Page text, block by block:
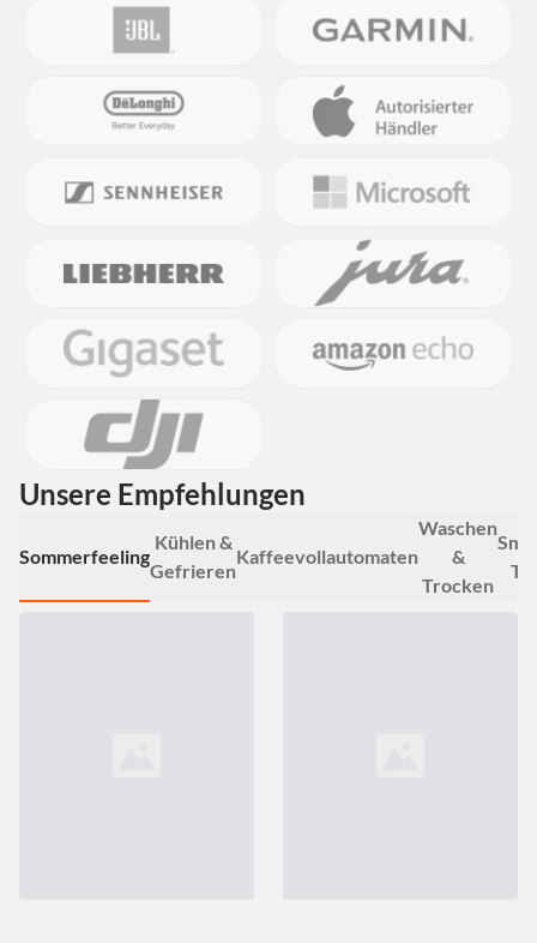
Unsere Empfehlungen
Sommerfeeling
Kühlen &
Gefrieren
Kaffeevollautomaten
Waschen
&
Trocken